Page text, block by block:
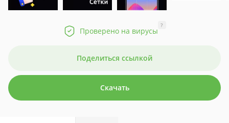
Проверено на вирусы
?
Поделиться ссылкой
Скачать